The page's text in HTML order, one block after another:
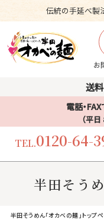
伝統の手延べ製
お
送
電話・
（平
TEL.0120-64-
半田そう
半田そうめん「オカベの麺」トップ